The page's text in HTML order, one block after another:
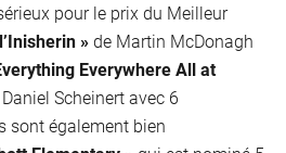
pour le prix du Meilleur
»de Martin McDonagh
Everywhere All at
Scheinert avec 6
sont également bien